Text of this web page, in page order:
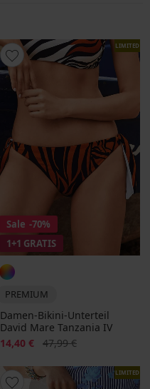
LIMITED
Sale -70%
1+1 GRATIS
PREMIUM
Damen-Bikini-Unterteil
David Mare Tanzania IV
Rabatt
14,40 € Alter Preis
47,99 €
LIMITED